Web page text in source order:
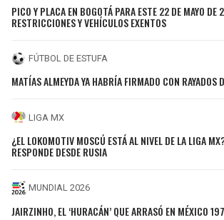
PICO Y PLACA EN BOGOTÁ PARA ESTE 22 DE MAYO
RESTRICCIONES Y VEHÍCULOS EXENTOS
FÚTBOL DE ESTUFA
MATÍAS ALMEYDA YA HABRÍA FIRMADO CON RAYADOS
LIGA MX
¿EL LOKOMOTIV MOSCÚ ESTÁ AL NIVEL DE LA LIGA
RESPONDE DESDE RUSIA
MUNDIAL 2026
JAIRZINHO, EL ‘HURACÁN’ QUE ARRASÓ EN MÉXICO